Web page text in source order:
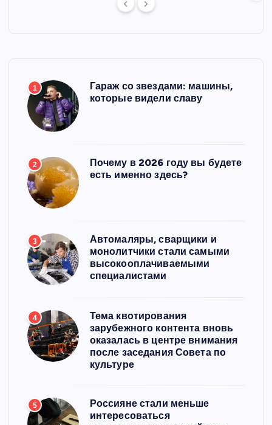
1
Гараж со звездами: машины,
которые видели славу
2
Почему в 2026 году вы будете
есть именно здесь?
3
Автомаляры, сварщики и
монолитчики стали самыми
высокооплачиваемыми
специалистами
4
Тема квотирования
зарубежного контента вновь
оказалась в центре внимания
после заседания Совета по
культуре
5
Россияне стали меньше
интересоваться